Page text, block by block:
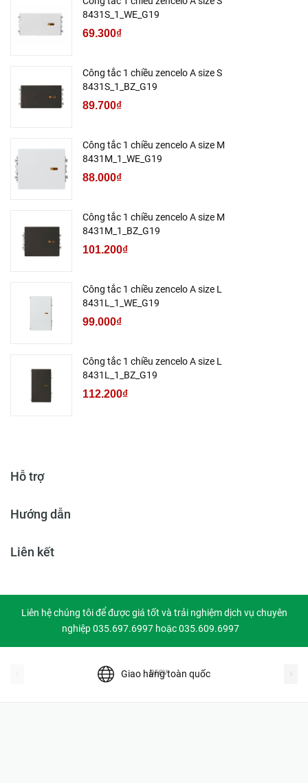
8431S_1_WE_G19
69.300₫
Công tắc 1 chiều zencelo A size S
8431S_1_BZ_G19
89.700₫
Công tắc 1 chiều zencelo A size M
8431M_1_WE_G19
88.000₫
Công tắc 1 chiều zencelo A size M
8431M_1_BZ_G19
101.200₫
Công tắc 1 chiều zencelo A size L
8431L_1_WE_G19
99.000₫
Công tắc 1 chiều zencelo A size L
8431L_1_BZ_G19
112.200₫
Hỗ trợ
Hướng dẫn
Liên kết
Liên hệ chúng tôi để được giá tốt và trải nghiệm dịch vụ chuyên
nghiệp 035.697.6997 hoặc 035.609.6997
Giao hàng toàn quốc
prev